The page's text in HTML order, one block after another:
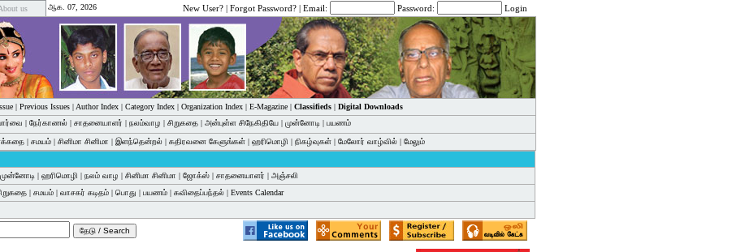
us ஆக. 07, 2026 New User? | Forgot Password? | Email: Password: Login
| Previous Issues| Author Index| Category Index| Organization Index| E-Magazine| Classifieds| Digital Downloads
பார்வை | நேர்காணல் | சாதனையாளர் | நலம்வாழ | சிறுகதை | அன்புள்ள சிநேகிதியே | முன்னோடி | பயணம்
| சமயம் | சினிமா சினிமா | இளந்தென்றல் | கதிரவனை கேளுங்கள் | ஹரிமொழி | நிகழ்வுகள் | மேலோர் வாழ்வில் | மேலும்
முன்னோடி | ஹரிமொழி | நலம் வாழ | சினிமா சினிமா | ஜோக்ஸ் | சாதனையாளர் | அஞ்சலி
| சமயம் | வாசகர் கடிதம் | பொது | பயணம் | கவிதைப்பந்தல் | Events Calendar